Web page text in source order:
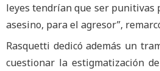
leyes tendrían que ser punitivas
asesino, para el agresor”,
Rasquetti dedicó además un
cuestionar la estigmatización